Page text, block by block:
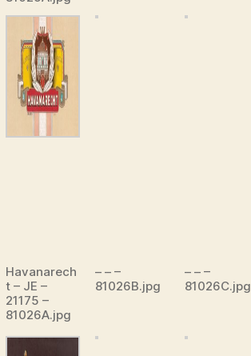
Havanarech
t – JE –
21175 –
81026A.jpg
– – –
81026B.jpg
– – –
81026C.jpg